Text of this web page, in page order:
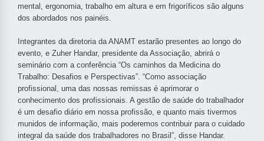
mental, ergonomia, trabalho em altura e em frigoríficos são alguns
dos abordados nos painéis.
Integrantes da diretoria da ANAMT estarão presentes ao longo do
evento, e Zuher Handar, presidente da Associação, abrirá o
seminário com a conferência “Os caminhos da Medicina do
Trabalho: Desafios e Perspectivas”. “Como associação
profissional, uma das nossas remissas é aprimorar o
conhecimento dos profissionais. A gestão de saúde do trabalhador
é um desafio diário em nossa profissão, e quanto mais tivermos
munidos de informação, mais poderemos contribuir para o cuidado
integral da saúde dos trabalhadores no Brasil”, disse Handar.